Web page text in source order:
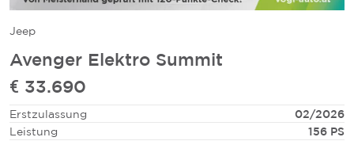
Jeep
Avenger Elektro Summit
€ 33.690
Erstzulassung
02/2026
Leistung
156 PS